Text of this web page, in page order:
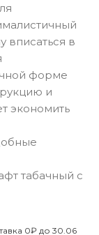
вписаться в
форме
и
экономить
табачный с
0₽ до 30.06